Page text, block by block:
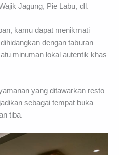
Jagung, Pie Labu, dll.
kamu dapat menikmati
dengan taburan
minuman lokal autentik khas
yang ditawarkan resto
sebagai tempat buka
tiba.